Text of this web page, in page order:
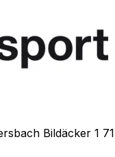
Bildäcker 1